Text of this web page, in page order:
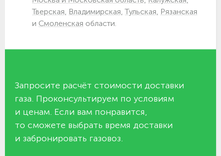
Тверская, Владимирская, Тульская, Рязанская
и Смоленская области.
Запросите расчёт стоимости доставки
газа. Проконсультируем по условиям
и ценам. Если вам понравится,
то сможете выбрать время доставки
и забронировать газовоз.